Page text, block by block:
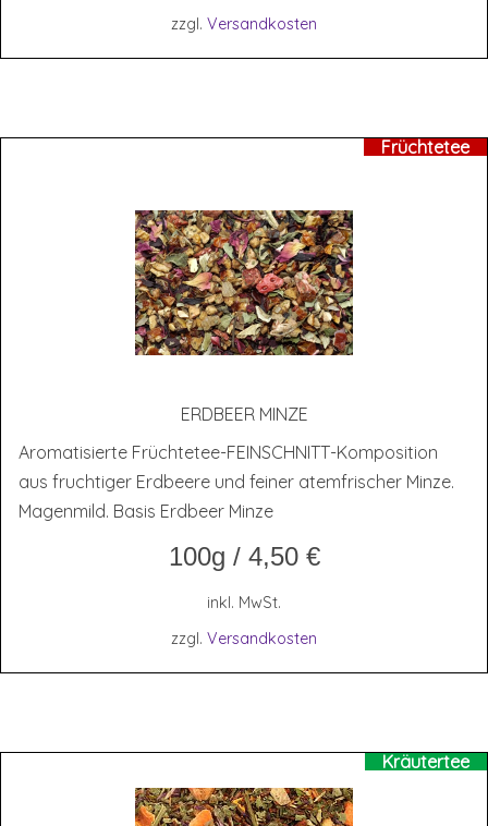
zzgl. Versandkosten
Früchtetee
ERD­BEER MINZE
Aromatisierte Früchtetee-FEINSCHNITT-Komposition
aus fruchtiger Erdbeere und feiner atemfrischer Minze.
Magenmild. Basis Erdbeer Minze
100g / 4,50 €
inkl. MwSt.
zzgl. Versandkosten
Kräutertee